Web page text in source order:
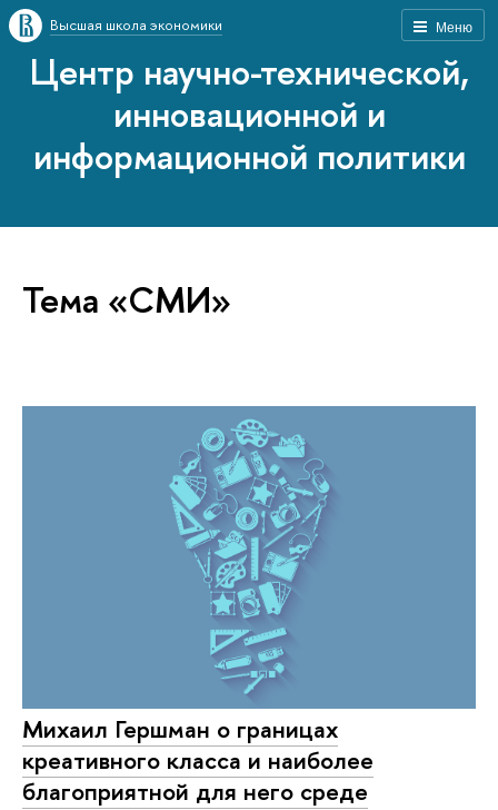
Меню
Высшая школа экономики
Центр научно-технической,
инновационной и
информационной политики
Тема «СМИ»
Михаил Гершман о границах
креативного класса и наиболее
благоприятной для него среде